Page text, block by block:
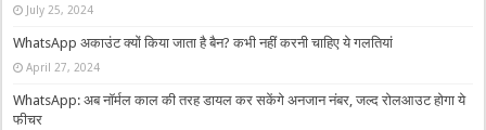
July 25, 2024
WhatsApp अकाउंट क्यों किया जाता है बैन? कभी नहीं करनी चाहिए ये गलतियां
April 27, 2024
WhatsApp: अब नॉर्मल काल की तरह डायल कर सकेंगे अनजान नंबर, जल्द रोलआउट होगा ये
फीचर